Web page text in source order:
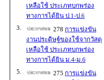
เหลือใช้ ประเภทบกพร่อง
ทางการได้ยิน ป.1-ป.6
3.
278 การแข่งขัน
งานประดิษฐ์ของใช้จากวัสดุ
เหลือใช้ ประเภทบกพร่อง
ทางการได้ยิน ม.4-ม.6
5.
275 การแข่งขัน